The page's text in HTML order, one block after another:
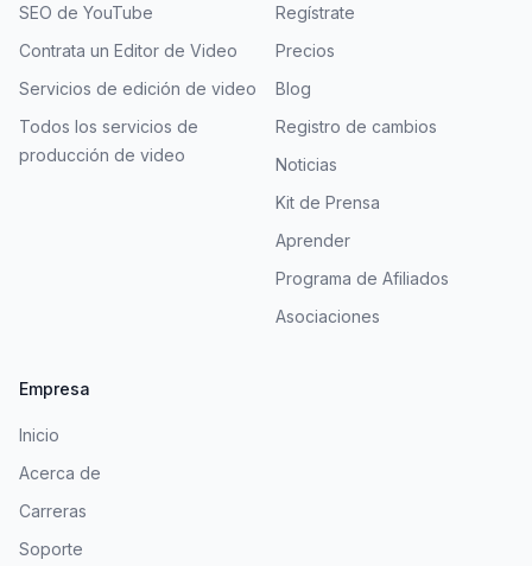
SEO de YouTube
Contrata un Editor de Video
Servicios de edición de video
Todos los servicios de
producción de video
Regístrate
Precios
Blog
Registro de cambios
Noticias
Kit de Prensa
Aprender
Programa de Afiliados
Asociaciones
Empresa
Inicio
Acerca de
Carreras
Soporte